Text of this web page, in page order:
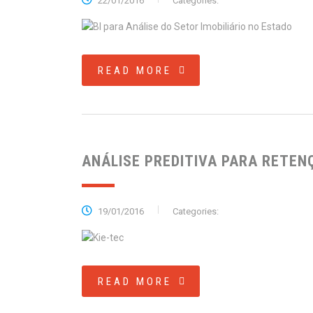
READ MORE
ANÁLISE PREDITIVA PARA
19/01/2016 Categories:
READ MORE